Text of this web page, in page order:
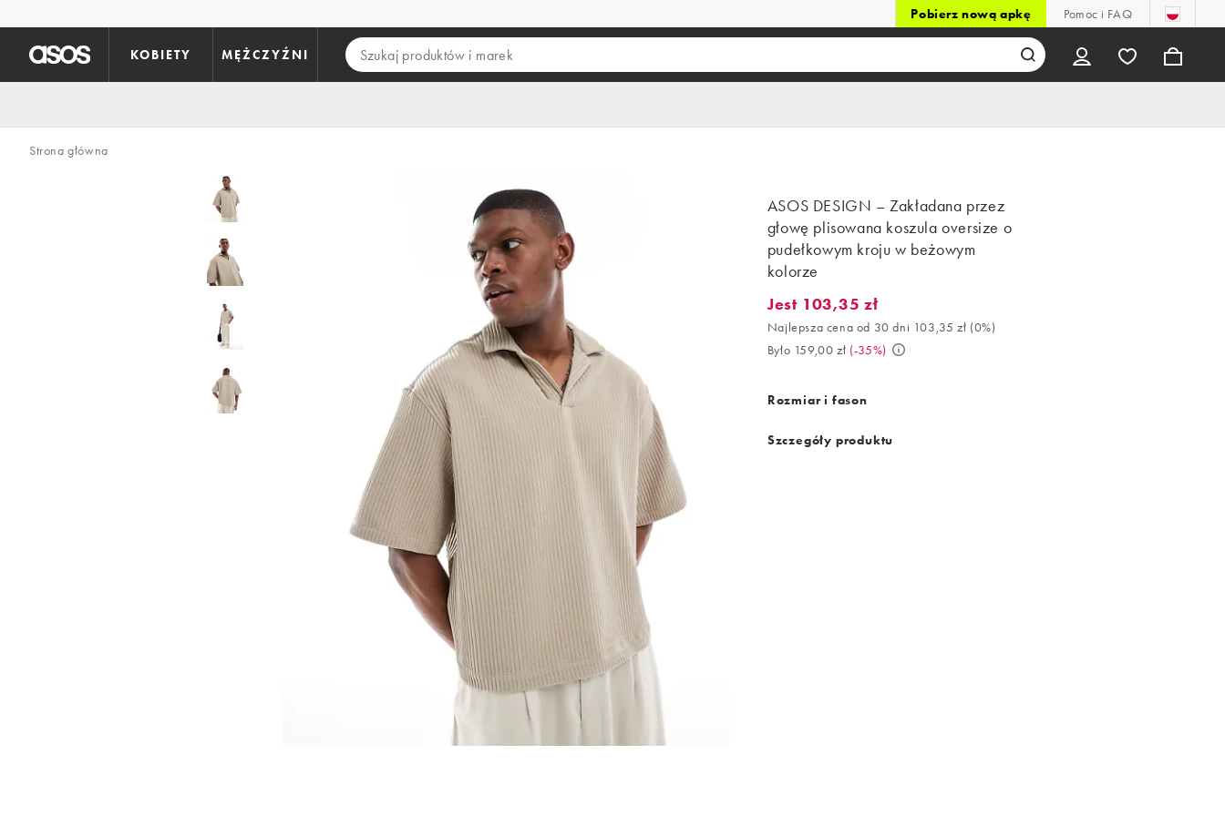
Pobierz nową apkę Pomoc i FAQ
KOBIETY MĘŻCZYŹNI
Strona główna
ASOS DESIGN – Zakładana przez
głowę plisowana koszula oversize o
pudełkowym kroju w beżowym
kolorze
Jest 103,35 zł. Najlepsza cena od 30 dni 103,35 zł (0%). Było 159,00 zł.
Jest 103,35 zł
Najlepsza cena od 30 dni 103,35 zł (0%)
Było 159,00 zł (-35%)
Rozmiar i fason
Szczegóły produktu